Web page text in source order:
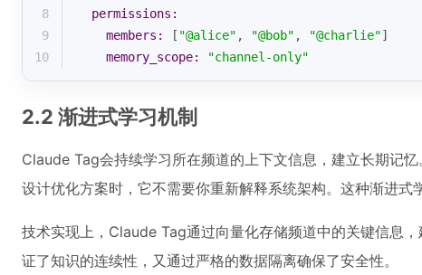
8
permissions:
9
members: [ "@alice" , "@bob" , "@charlie"]
10
memory_scope: "channel-only"
2.2 渐进式学习机制
Claude Tag会持续学习所在频道的上下文信息，建立长期记
设计优化方案时，它不需要你重新解释系统架构。这种渐进式
技术实现上，Claude Tag通过向量化存储频道中的关键信息
证了知识的连续性，又通过严格的数据隔离确保了安全性。